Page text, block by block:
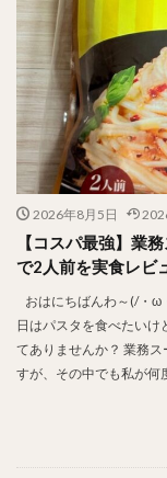
2026年8月5日
【コスパ最強】業
で2人前を実食レビ
おはにちばんわ～(/・ω
日はパスタを食べたい
てありませんか？ 業務
すが、その中でも私が何